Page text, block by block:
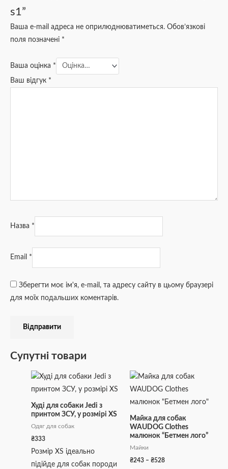
s1”
Ваша e-mail адреса не оприлюднюватиметься. Обов’язкові
поля позначені *
Ваша оцінка *
Ваш відгук *
Назва *
Email *
Зберегти моє ім'я, e-mail, та адресу сайту в цьому браузері
для моїх подальших коментарів.
Супутні товари
Худі для собаки Jedi з
принтом ЗСУ, у розмірі XS
Одяг для собак
₴333
Розмір XS ідеально
підійде для собак породи
Майка для собак
WAUDOG Clothes
малюнок “Бетмен лого”
Майки
₴243 – ₴528
Діапазон
цін:
від
₴243
₴528
Цей
товар
має
варіантів.
Параметри